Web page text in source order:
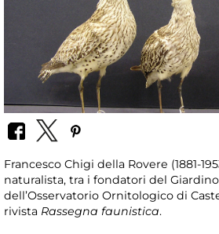
Francesco Chigi della Rovere (1881-
naturalista, tra i fondatori del
dell’Osservatorio Ornitologico di
rivista Rassegna faunistica.